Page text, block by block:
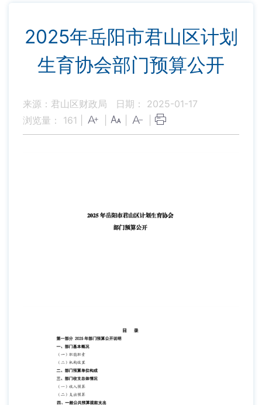
2025年岳阳市君山区计划
生育协会部门预算公开
来源：君山区财政局
日期： 2025-01-17
浏览量： 161